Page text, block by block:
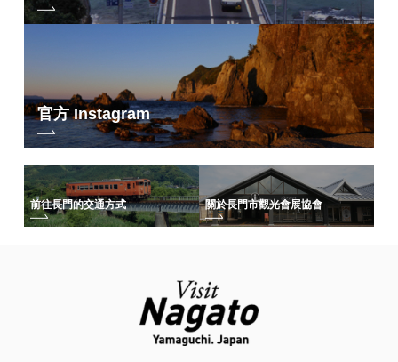
官方 Instagram
前往長門的交通方式 關於長門市觀光會展協會